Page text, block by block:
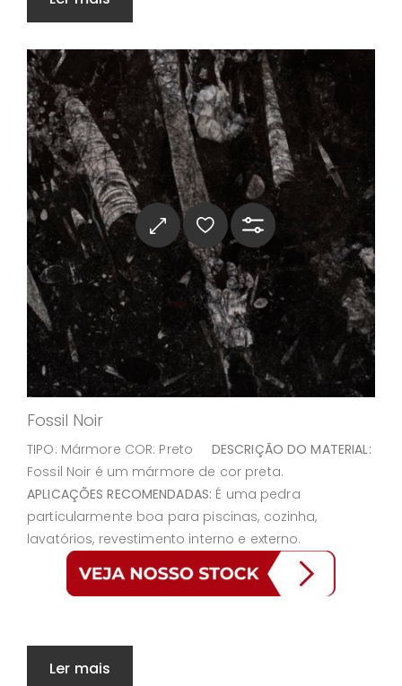
Fossil Noir
TIPO: Mármore COR: Preto DESCRIÇÃO DO MATERIAL:
Fossil Noir é um mármore de cor preta.
APLICAÇÕES RECOMENDADAS: É uma pedra
particularmente boa para piscinas, cozinha,
lavatórios, revestimento interno e externo.
Ler mais